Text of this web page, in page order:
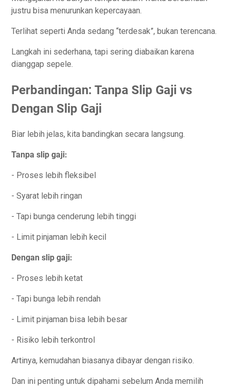
justru bisa menurunkan kepercayaan.
Terlihat seperti Anda sedang “terdesak”, bukan terencana.
Langkah ini sederhana, tapi sering diabaikan karena
dianggap sepele.
Perbandingan: Tanpa Slip Gaji vs
Dengan Slip Gaji
Biar lebih jelas, kita bandingkan secara langsung.
Tanpa slip gaji:
- Proses lebih fleksibel
- Syarat lebih ringan
- Tapi bunga cenderung lebih tinggi
- Limit pinjaman lebih kecil
Dengan slip gaji:
- Proses lebih ketat
- Tapi bunga lebih rendah
- Limit pinjaman bisa lebih besar
- Risiko lebih terkontrol
Artinya, kemudahan biasanya dibayar dengan risiko.
Dan ini penting untuk dipahami sebelum Anda memilih